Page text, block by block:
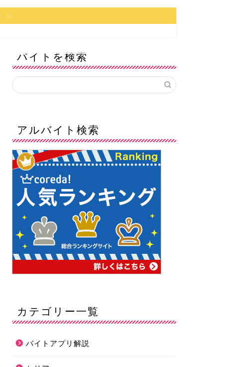
バイトを検索
アルバイト検索
カテゴリー一覧
バイトアプリ解説